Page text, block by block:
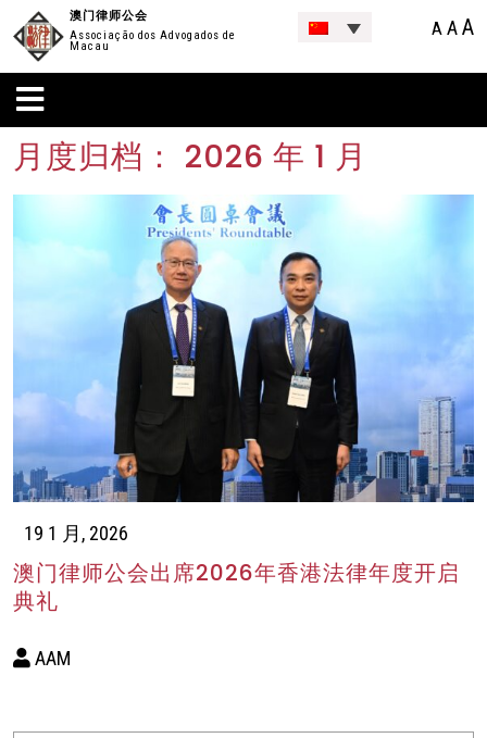
澳门律师公会
Associação dos Advogados de
Macau
A AA
月度归档： 2026 年 1 月
19 1 月, 2026
澳门律师公会出席2026年香港法律年度开启
典礼
AAM